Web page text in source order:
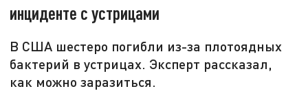
инциденте с устрицами
В США шестеро погибли из-за плотоядных
бактерий в устрицах. Эксперт рассказал,
как можно заразиться.